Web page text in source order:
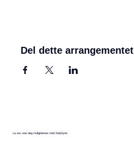
Del dette arrangementet
La oss vise deg mulighetene med SoluDyne